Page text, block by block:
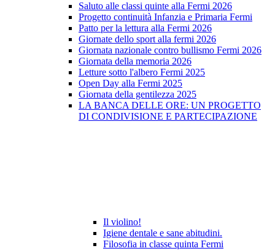
Saluto alle classi quinte alla Fermi 2026
Progetto continuità Infanzia e Primaria Fermi
Patto per la lettura alla Fermi 2026
Giornate dello sport alla fermi 2026
Giornata nazionale contro bullismo Fermi 2026
Giornata della memoria 2026
Letture sotto l'albero Fermi 2025
Open Day alla Fermi 2025
Giornata della gentilezza 2025
LA BANCA DELLE ORE: UN PROGETTO
DI CONDIVISIONE E PARTECIPAZIONE
Il violino!
Igiene dentale e sane abitudini.
Filosofia in classe quinta Fermi